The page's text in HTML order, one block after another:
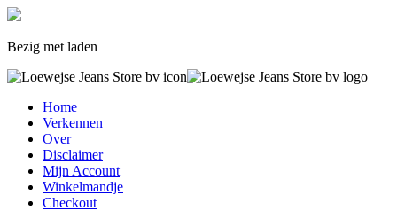
Bezig met laden
Home
Verkennen
Over
Disclaimer
Mijn Account
Winkelmandje
Checkout